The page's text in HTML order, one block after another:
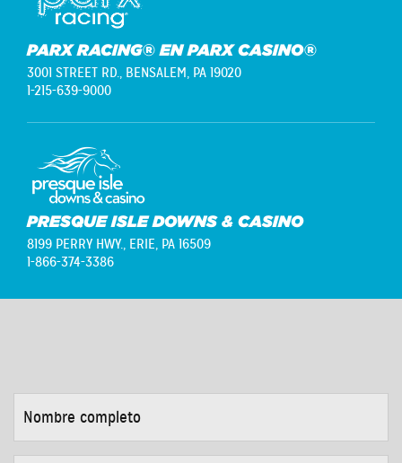
PARX RACING® EN PARX CASINO®
3001 STREET RD., BENSALEM, PA 19020
1-215-639-9000
PRESQUE ISLE DOWNS & CASINO
8199 PERRY HWY., ERIE, PA 16509
1-866-374-3386
COMPLETO *